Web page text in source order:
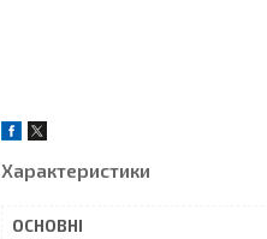
Характеристики
ОСНОВНІ